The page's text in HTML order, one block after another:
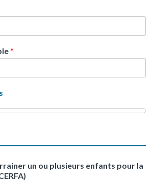
*
un ou plusieurs enfants pour la